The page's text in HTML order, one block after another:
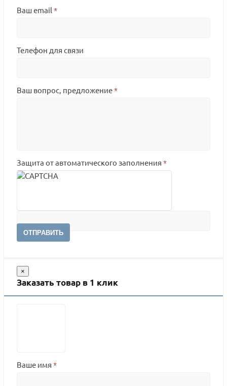
Ваш email *
Телефон для связи
Ваш вопрос, предложение*
Защита от автоматического заполнения *
ОТПРАВИТЬ
×
Заказать товар в 1 клик
Ваше имя *